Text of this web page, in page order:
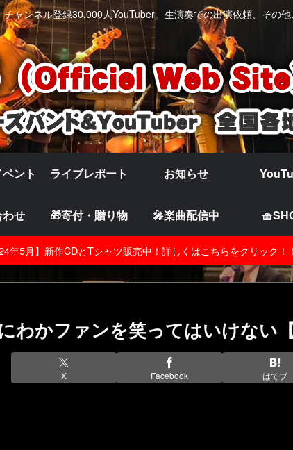
ャンネル登録30,000人YouTuber。生演奏での出演依頼、その
ント ライブレポート お知らせ
せ 🎁寄付・贈り物 🎤楽曲配信中
年5月】新作CDとTシャツ販売中！詳しくはこちらをクリック！
わかファンを笑ってはいけない
X Facebook はてブ